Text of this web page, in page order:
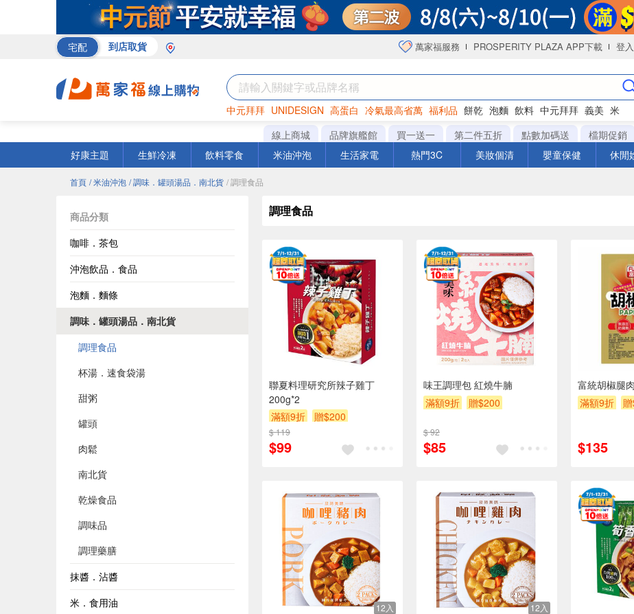
宅配 到店取貨 萬家福服務 PROSPERITY PLAZA APP下載 登入
中元拜拜 UNIDESIGN 高蛋白 冷氣最高省萬 福利品 餅乾 泡麵 飲料 中元拜拜 義美 米
罐頭 咖啡 海苔
線上商城 品牌旗艦館 買一送一 第二件五折 點數加碼送 檔期促銷
好康主題
生鮮冷凍 飲料零食 米油沖泡 生活家電 熱門3C 美妝個清 嬰童保健 休閒
首頁 / 米油沖泡 / 調味．罐頭湯品．南北貨 / 調理食品
商品分類
咖啡．茶包
沖泡飲品．食品
泡麵．麵條
調味．罐頭湯品．南北貨
調理食品
杯湯．速食袋湯
甜粥
罐頭
肉鬆
南北貨
乾燥食品
調味品
調理藥膳
抹醬．沾醬
米．食用油
調理食品
聯夏料理研究所辣子雞丁
200g*2
滿額9折
贈$200
$ 119
$99
味王調理包 紅燒牛腩
滿額9折
贈$200
$ 92
$85
富統胡椒腿
滿額9折
$135
12入 12入